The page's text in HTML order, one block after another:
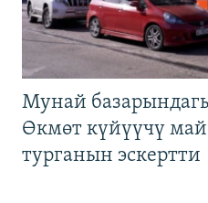
Мунай
Өкмөт күйүүчү
турганын эскертти